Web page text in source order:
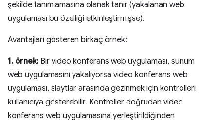
şekilde tanımlamasına olanak tanır (yakalanan web
uygulaması bu özelliği etkinleştirmişse).
Avantajları gösteren birkaç örnek:
1. örnek: Bir video konferans web uygulaması, sunum
web uygulamasını yakalıyorsa video konferans web
uygulaması, slaytlar arasında gezinmek için kontrolleri
kullanıcıya gösterebilir. Kontroller doğrudan video
konferans web uygulamasına yerleştirildiğinden